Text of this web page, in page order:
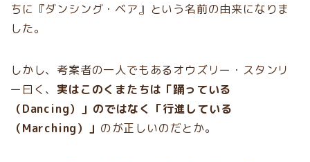
ちに『ダンシング・ベア』という名前の由来になりま
した。
しかし、考案者の一人でもあるオウズリー・スタンリ
ー曰く、 実はこのくまたちは「踊っている
（Dancing）」のではなく「行進している
（Marching）」 のが正しいのだとか。